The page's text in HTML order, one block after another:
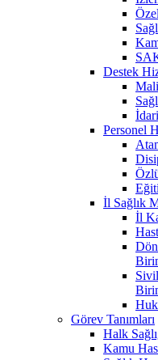
Destek
Personel
İl Sağlık
İl
Görev Tanımları
Halk
Kamu